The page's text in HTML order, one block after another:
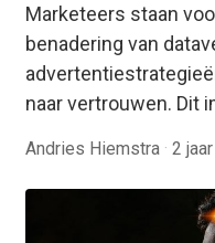
Marketeers staan
benadering van
naar vertrouwen. Dit
Andries Hiemstra · 2